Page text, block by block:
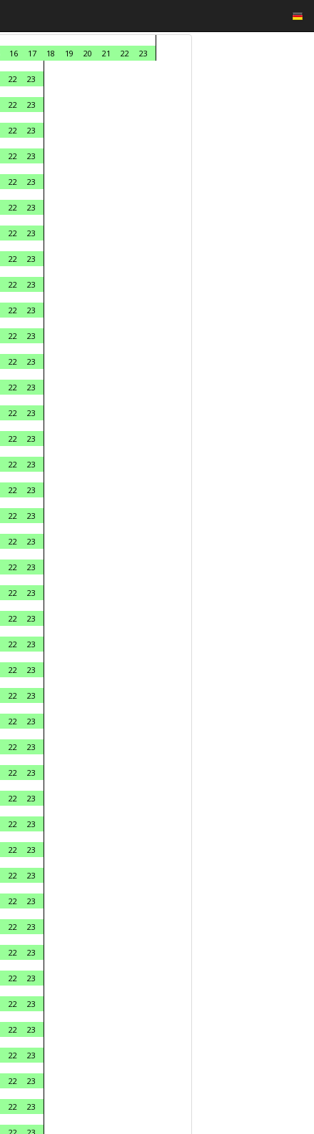
16 17 18 19 20 21 22
23
22
23
22
23
22
23
22
23
22
23
22
23
22
23
22
23
22
23
22
23
22
23
22
23
22
23
22
23
22
23
22
23
22
23
22
23
22
23
22
23
22
23
22
23
22
23
22
23
22
23
22
23
22
23
22
23
22
23
22
23
22
23
22
23
22
23
22
23
22
23
22
23
22
23
22
23
22
23
22
23
22
23